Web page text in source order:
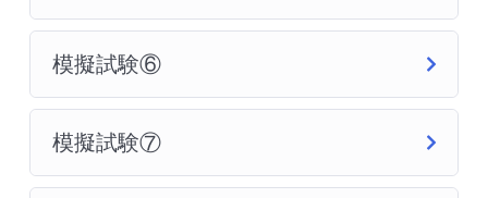
模擬試験⑥
模擬試験⑦